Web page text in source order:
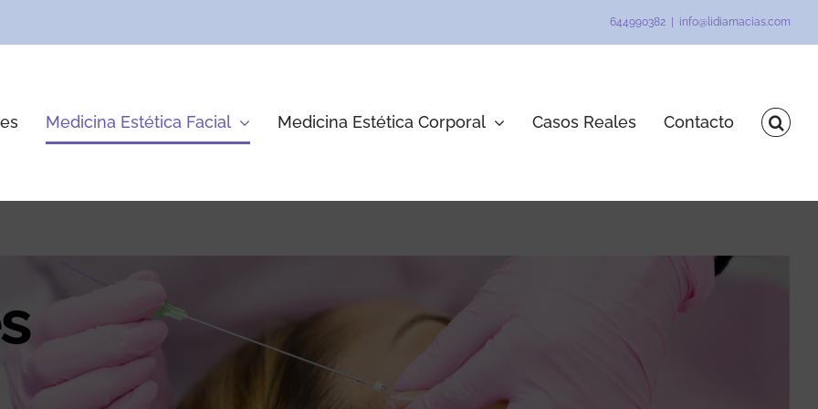
644990382 info@lidiamacias.com
Medicina Estética Facial Medicina Estética Corporal Casos Reales Contacto